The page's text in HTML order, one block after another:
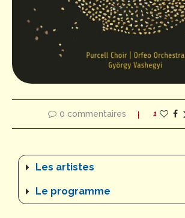
0 commentaires 1
Les artistes
Le programme